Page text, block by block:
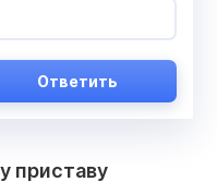
Ответить
приставу